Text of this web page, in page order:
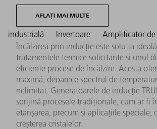
AFLAȚI MAI MULTE
industrială
Încălzirea prin inducție este soluția
tratamentele termice solicitante și unul
eficiente procese de încălzire. Acesta
maximă, deoarece spectrul de
nelimitat. Generatoarele de inducție
sprijină procesele tradiționale, cum ar fi
etanșarea, precum și aplicațiile speciale,
creșterea cristalelor.
Invertoare Amplificator